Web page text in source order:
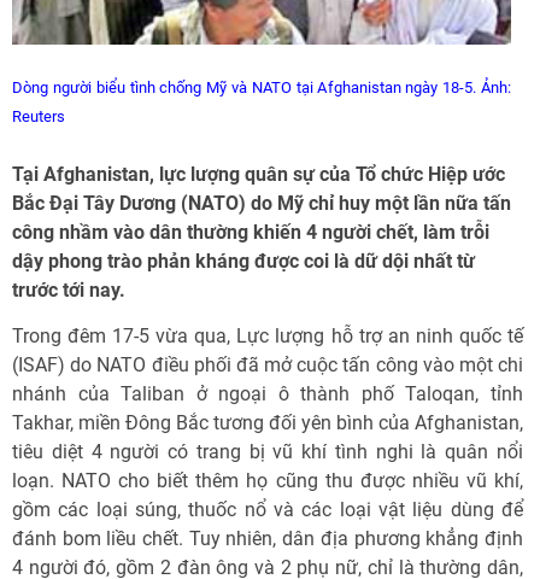
Dòng người biểu tình chống Mỹ và NATO tại Afghanistan ngày 18-5. Ảnh:
Reuters
Tại Afghanistan, lực lượng quân sự của Tổ chức Hiệp ước
Bắc Đại Tây Dương (NATO) do Mỹ chỉ huy một lần nữa tấn
công nhầm vào dân thường khiến 4 người chết, làm trỗi
dậy phong trào phản kháng được coi là dữ dội nhất từ
trước tới nay.
Trong đêm 17-5 vừa qua, Lực lượng hỗ trợ an ninh quốc tế
(ISAF) do NATO điều phối đã mở cuộc tấn công vào một chi
nhánh của Taliban ở ngoại ô thành phố Taloqan, tỉnh
Takhar, miền Đông Bắc tương đối yên bình của Afghanistan,
tiêu diệt 4 người có trang bị vũ khí tình nghi là quân nổi
loạn. NATO cho biết thêm họ cũng thu được nhiều vũ khí,
gồm các loại súng, thuốc nổ và các loại vật liệu dùng để
đánh bom liều chết. Tuy nhiên, dân địa phương khẳng định
4 người đó, gồm 2 đàn ông và 2 phụ nữ, chỉ là thường dân,